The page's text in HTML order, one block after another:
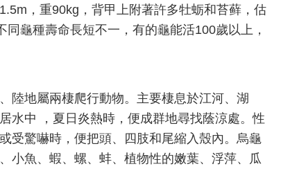
，重90kg，背甲上附著許多牡蛎和苔藓，估
龜種壽命長短不一，有的龜能活100歲以上，
陸地屬兩棲爬行動物。主要棲息於江河、湖
水中 ，夏日炎熱時，便成群地尋找蔭涼處。性
受驚嚇時，便把頭、四肢和尾縮入殼內。烏龜
小魚、蝦、螺、蚌、植物性的嫩葉、浮萍、瓜